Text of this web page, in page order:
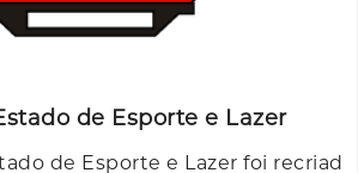
de Esporte e Lazer
de Esporte e Lazer foi recriad